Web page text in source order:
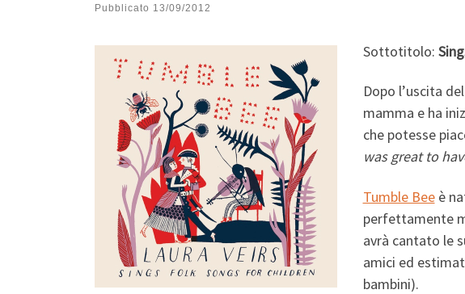
Pubblicato 13/09/2012
Sottotitolo:
Dopo l’uscita
mamma e ha
che potesse
was great to
Tumble Beeè
perfettamente
avrà cantato le
amici ed
bambini).